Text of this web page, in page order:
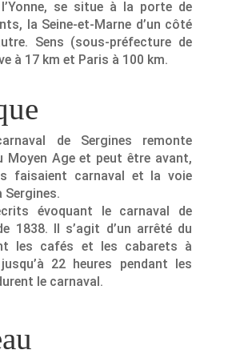
se situe à la porte de
la Seine-et-Marne d’un côté
Sens (sous-préfecture de
à 17 km et Paris à 100 km.
de Sergines remonte
Moyen Age et peut être avant,
faisaient carnaval et la voie
Sergines.
évoquant le carnaval de
1838. Il s’agit d’un arrêté du
les cafés et les cabarets à
22 heures pendant les
le carnaval.